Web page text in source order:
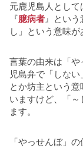
元鹿児島人として
『臆病者 』とい
し」という意味が
言葉の由来は「
児島弁で「しな
とか坊主という
いますけど、「
ます。
「やっせんぼ」